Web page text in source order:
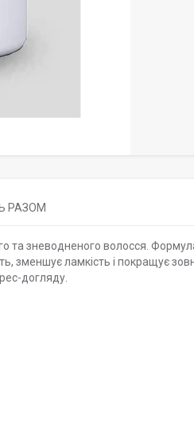
РАЗОМ
та зневодненого волосся.
зменшує ламкість і покращує
догляду.